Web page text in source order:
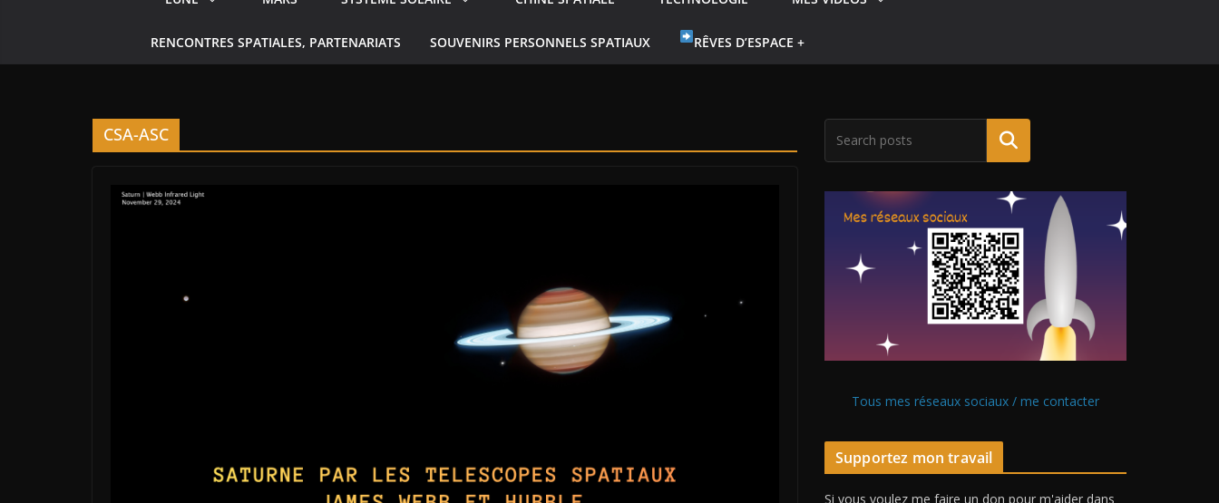
RENCONTRES SPATIALES, PARTENARIATS SOUVENIRS PERSONNELS SPATIAUX RÊVES D’ESPACE +
CSA-ASC
Tous mes réseaux sociaux / me contacter
Supportez mon travail
Si vous voulez me faire un don pour m'aider dans